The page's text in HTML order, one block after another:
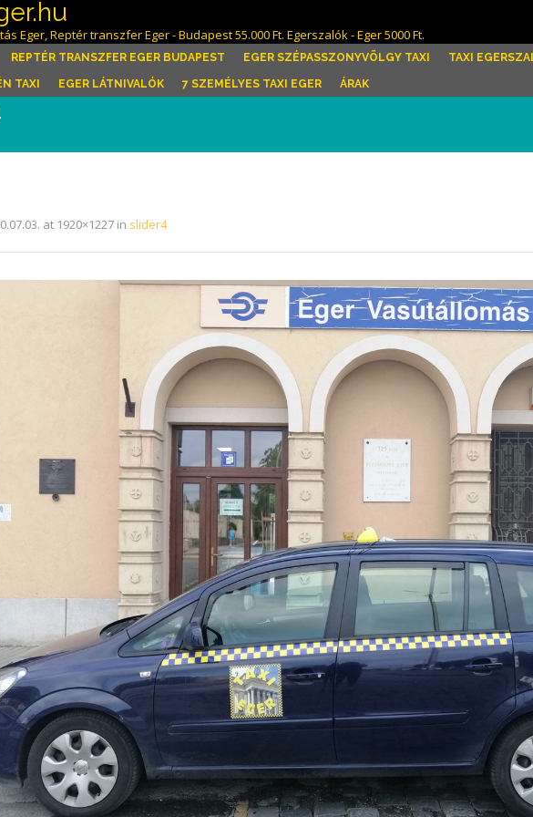
Eger, Reptér transzfer Eger - Budapest 55.000 Ft. Egerszalók - Eger 5000 Ft.
REPTÉR TRANSZFER EGER BUDAPEST EGER SZÉPASSZONYVÖLGY TAXI TAXI
TAXI EGER LÁTNIVALÓK 7 SZEMÉLYES TAXI EGER ÁRAK
at 1920×1227 in slider4